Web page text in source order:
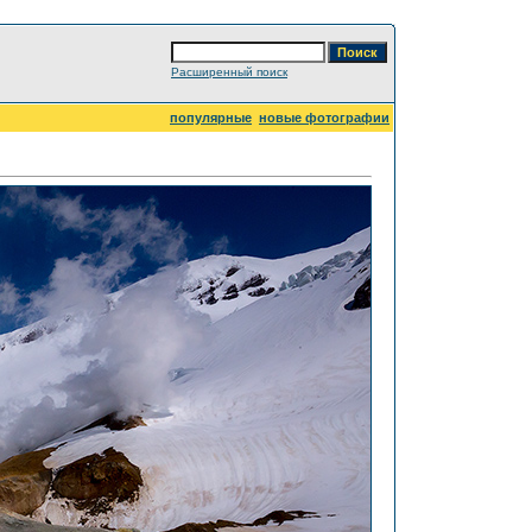
Расширенный поиск
популярные новые фотографии